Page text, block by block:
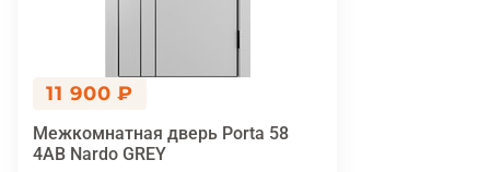
11 900 ₽
Межкомнатная дверь Porta 58
4АВ Nardo GREY